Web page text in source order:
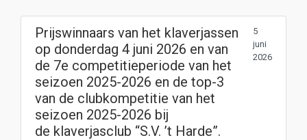
Prijswinnaars van het klaverjassen
op donderdag 4 juni 2026 en van
de 7e competitieperiode van het
seizoen 2025-2026 en de top-3
van de clubkompetitie van het
seizoen 2025-2026 bij
de klaverjasclub “S.V. ’t Harde”.
5
juni
2026